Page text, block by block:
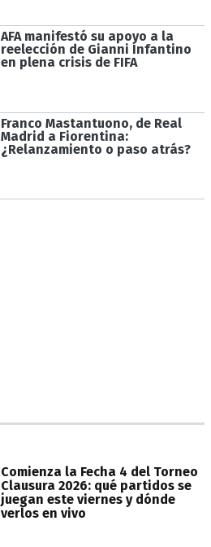
AFA manifestó su apoyo a la
reelección de Gianni Infantino
en plena crisis de FIFA
Franco Mastantuono, de Real
Madrid a Fiorentina:
¿Relanzamiento o paso atrás?
Comienza la Fecha 4 del Torneo
Clausura 2026: qué partidos se
juegan este viernes y dónde
verlos en vivo